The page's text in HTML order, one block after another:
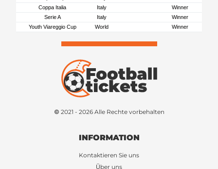
Coppa Italia
Italy
Winner
Serie A
Italy
Winner
Youth Viareggio Cup
World Winner
© 2021 - 2026 Alle Rechte vorbehalten
INFORMATION
Kontaktieren Sie uns
Über uns